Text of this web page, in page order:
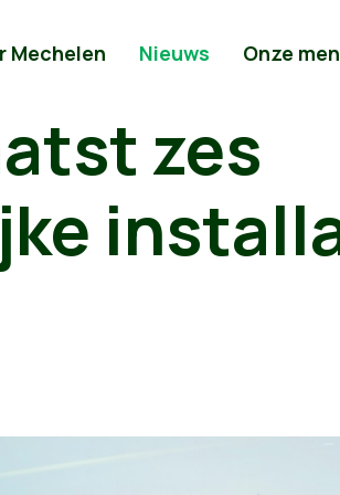
Mechelen Nieuws Onze
zes